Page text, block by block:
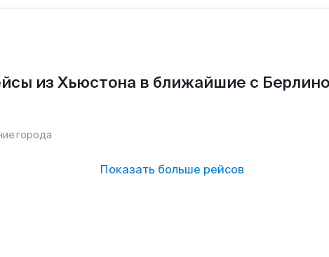
из Хьюстона в ближайшие с
города
Показать больше рейсов